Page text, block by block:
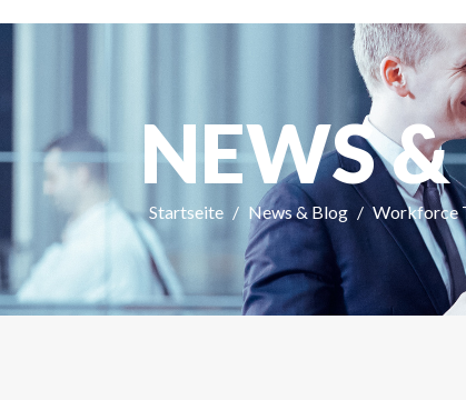
NEWS
Startseite News & Blog Workforce